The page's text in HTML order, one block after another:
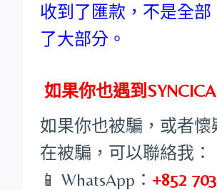
收到了匯款，不是全部
了大部分。
如果你也遇到
如果你也被騙，或者懷
在被騙，可以聯絡我：
📱 WhatsApp： +852